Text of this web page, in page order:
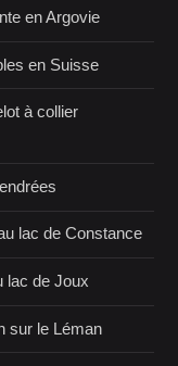
en Argovie
en Suisse
à collier
lac de Constance
lac de Joux
sur le Léman